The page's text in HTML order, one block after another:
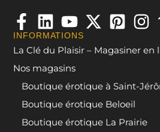
INFORMATIONS
La Clé du Plaisir – Magasiner en
Nos magasins
Boutique érotique à Saint-
Boutique érotique Beloeil
Boutique érotique La Prairie